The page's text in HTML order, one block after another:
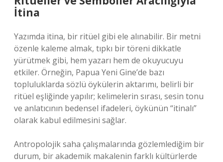
İtina
Yazımda itina, bir ritüel gibi ele alınabilir. Bir metni
özenle kaleme almak, tıpkı bir töreni dikkatle
yürütmek gibi, hem yazarı hem de okuyucuyu
etkiler. Örneğin, Papua Yeni Gine’de bazı
topluluklarda sözlü öykülerin aktarımı, belirli bir
ritüel eşliğinde yapılır; kelimelerin sırası, sesin tonu
ve anlatıcının bedensel ifadeleri, öykünün “itinalı”
olarak kabul edilmesini sağlar.
Antropolojik saha çalışmalarında gözlemlediğim bir
durum, bir akademik makalenin farklı kültürlerde